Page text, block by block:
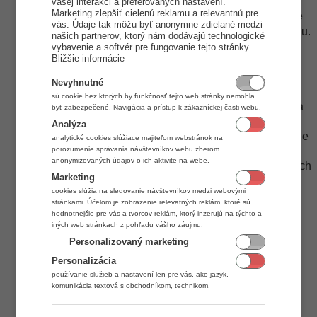
Obchodné meno, ak sa jedná o firmu, prípadne
meno a priezvisko ak sa jedná o súkromnú osobu.
V prípade, že evidujete spoločnosť, je vhodné
vyplniťIČO,DIČ
pridelené.
Všetky tieto údaje vám pri evidencii
odporúčame skontrolovať na obchodnom a
živnostenskom registri, prípadne portále
daňovej správy, odkiaľ je vhodné tieto údaje
pri evidencii skopírovať, čím sa vyhnete
preklepom a nepríjemnostiam pri prípadných
kontrolách.
VyplňteFakturačnú adresu.
V prípade potreby, je možné si v záložke
Adresazaevidovať okrem fakturačnej aj
poštovú adresu.
Vyplňte kontaktné údaje
aEmail
Kontakt je možné rovno zaradiť aj do skupiny v
ktorej sa má zobrazovať. Zaradenie do skupiny
nastavíte po kliknutí na záložkuSkupinaa
Marketing zlepšiť cielenú reklamu a relevantnú pre
vás. Údaje tak môžu byť anonymne zdielané medzi
našich partnerov, ktorý nám dodávajú technologické
vybavenie a softvér pre fungovanie tejto stránky.
Bližšie informácie
Nevyhnutné
sú cookie bez ktorých by funkčnosť tejto web stránky nemohla
byť zabezpečené. Navigácia a prístup k zákazníckej časti webu.
Analýza
analytické cookies slúžiace majiteľom webstránok na
porozumenie správania návštevníkov webu zberom
anonymizovaných údajov o ich aktivite na webe.
Marketing
cookies slúžia na sledovanie návštevníkov medzi webovými
stránkami. Účelom je zobrazenie relevatných reklám, ktoré sú
hodnotnejšie pre vás a tvorcov reklám, ktorý inzerujú na týchto a
iných web stránkach z pohľadu vášho záujmu.
Personalizovaný marketing
Personalizácia
používanie služieb a nastavení len pre vás, ako jazyk,
komunikácia textová s obchodníkom, technikom.